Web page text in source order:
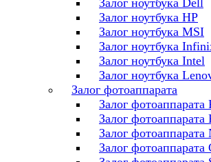
Залог ноутбука Dell
Залог ноутбука HP
Залог ноутбука MSI
Залог ноутбука
Залог ноутбука Intel
Залог ноутбука
Залог фотоаппарата
Залог фотоаппарата
Залог фотоаппарата
Залог фотоаппарата
Залог фотоаппарата